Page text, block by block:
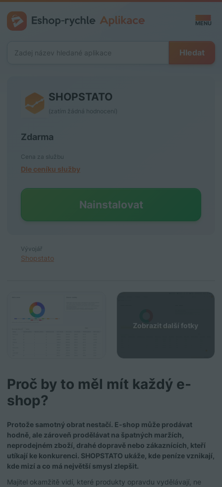
Hledat
MENU
Vytvořit
SHOPSTATO
(zatím žádná hodnocení)
Zdarma
Cena za službu
Dle ceníku služby
Nainstalovat
Vývojář
Shopstato
Zobrazit další fotky
Proč by to měl mít každý e-
shop?
Protože samotný obrat nestačí. E-shop může prodávat
hodně, ale zároveň prodělávat na špatných maržích,
neprodejném zboží, drahé dopravě nebo zákaznících, kteří
utíkají ke konkurenci. SHOPSTATO ukáže, kde peníze vznikají,
kde mizí a co má největší smysl zlepšit.
Majitel okamžitě vidí, které produkty opravdu vydělávají, ne